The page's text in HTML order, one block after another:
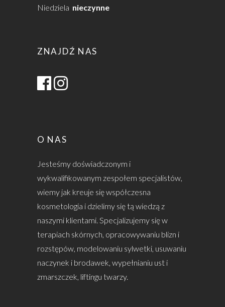
Niedziela nieczynne
ZNAJDŹ NAS
O NAS
Jesteśmy doświadczonym i
wykwalifikowanym zespołem specjalistów,
wiemy jak kreuje się współczesna
kosmetologia i dzielimy się tą wiedzą z
naszymi klientami. Specjalizujemy się w
terapiach skórnych, opracowywaniu blizn i
rozstępów, modelowaniu sylwetki, usuwaniu
naczynek i brodawek, wypełnianiu ust i
zmarszczek, liftingu twarzy.